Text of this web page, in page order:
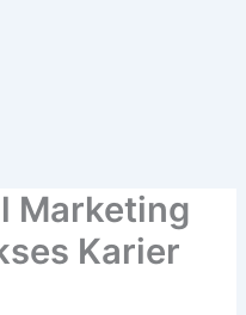
Marketing
Karier